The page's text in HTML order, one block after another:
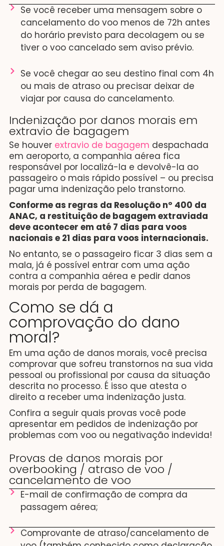
Se você receber uma mensagem sobre o
cancelamento do voo menos de 72h antes
do horário previsto para decolagem ou se
tiver o voo cancelado sem aviso prévio.
Se você chegar ao seu destino final com 4h
ou mais de atraso ou precisar deixar de
viajar por causa do cancelamento.
Indenização por danos morais em
extravio de bagagem
Se houver extravio de bagagem despachada
em aeroporto, a companhia aérea fica
responsável por localizá-la e devolvê-la ao
passageiro o mais rápido possível – ou precisa
pagar uma indenização pelo transtorno.
Conforme as regras da Resolução nº 400 da
ANAC, a restituição de bagagem extraviada
deve acontecer em até 7 dias para voos
nacionais e 21 dias para voos internacionais.
No entanto, se o passageiro ficar 3 dias sem a
mala, já é possível entrar com uma ação
contra a companhia aérea e pedir danos
morais por perda de bagagem.
Como se dá a
comprovação do dano
moral?
Em uma ação de danos morais, você precisa
comprovar que sofreu transtornos na sua vida
pessoal ou profissional por causa da situação
descrita no processo. É isso que atesta o
direito a receber uma indenização justa.
Confira a seguir quais provas você pode
apresentar em pedidos de indenização por
problemas com voo ou negativação indevida!
Provas de danos morais por
overbooking / atraso de voo /
cancelamento de voo
E-mail de confirmação de compra da
passagem aérea;
Comprovante de atraso/cancelamento de